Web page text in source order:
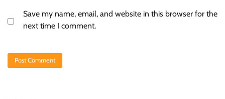
Save my name, email, and website in this browser for the
next time I comment.